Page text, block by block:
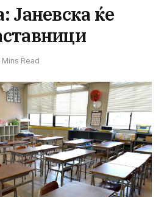
Јаневска ќе
Mins Read